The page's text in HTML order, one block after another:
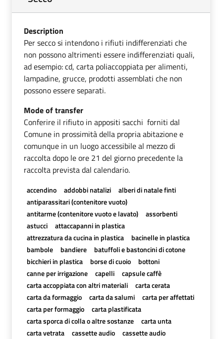
Description
Per secco si intendono i rifiuti indifferenziati che
non possono altrimenti essere indifferenziati quali,
ad esempio: cd, carta poliaccoppiata per alimenti,
lampadine, grucce, prodotti assemblati che non
possono essere separati.
Mode of transfer
Conferire il rifiuto in appositi sacchi forniti dal
Comune in prossimità della propria abitazione e
comunque in un luogo accessibile al mezzo di
raccolta dopo le ore 21 del giorno precedente la
raccolta prevista dal calendario.
accendino addobbi natalizi
alberi di natale finti
antiparassitari (contenitore vuoto)
antitarme (contenitore vuoto e lavato)
assorbenti
astucci
attaccapanni in plastica
attrezzatura da cucina in plastica
bacinelle in plastica
bambole
bandiere
batuffoli e bastoncini di cotone
bicchieri in plastica
borse di cuoio
bottoni
canne per irrigazione
capelli
capsule caffè
carta accoppiata con altri materiali
carta cerata
carta da formaggio
carta da salumi
carta per affettati
carta per formaggio
carta plastificata
carta sporca di colla o altre sostanze
carta unta
carta vetrata
cassette audio
cassette audio